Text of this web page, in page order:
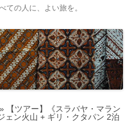
ての人に、よい旅を。
» 【ツアー】《スラバヤ・マラン
ェン火山 + ギリ・クタパン 2泊